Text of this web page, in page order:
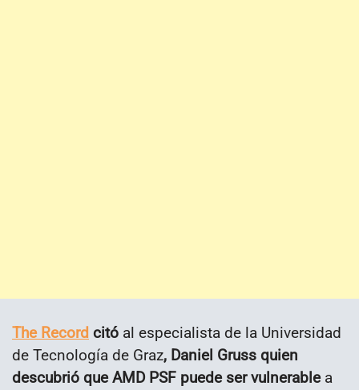
The Record citó al especialista de la Universidad
de Tecnología de Graz, Daniel Gruss quien
descubrió que AMD PSF puede ser vulnerablea